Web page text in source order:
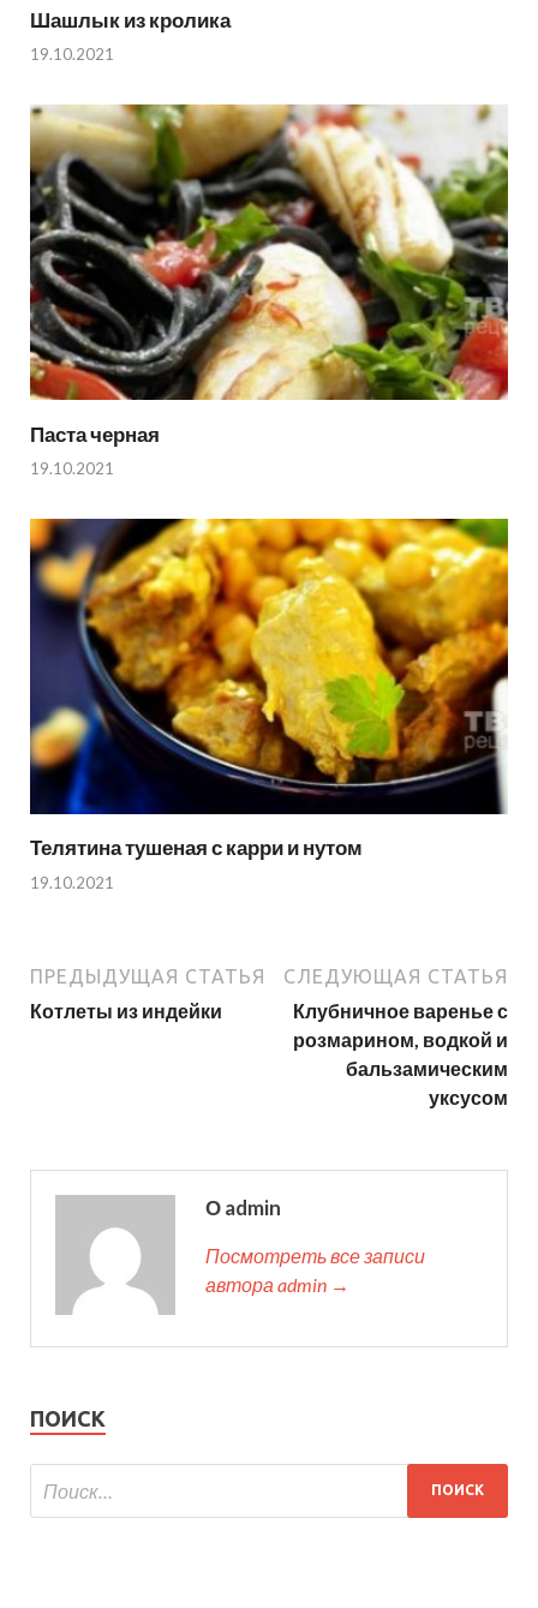
Шашлык из кролика
19.10.2021
Паста черная
19.10.2021
Телятина тушеная с карри и нутом
19.10.2021
ПРЕДЫДУЩАЯ СТАТЬЯ
Котлеты из индейки
СЛЕДУЮЩАЯ СТАТЬЯ
Клубничное варенье с
розмарином, водкой и
бальзамическим
уксусом
О admin
Посмотреть все записи
автора admin →
ПОИСК